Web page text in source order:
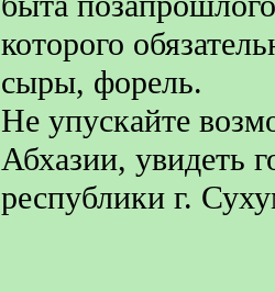
которого
сыры, форель.
Не упускайте
Абхазии, увидеть
республики г.